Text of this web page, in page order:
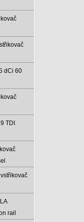
dCi 60
TDI
rail